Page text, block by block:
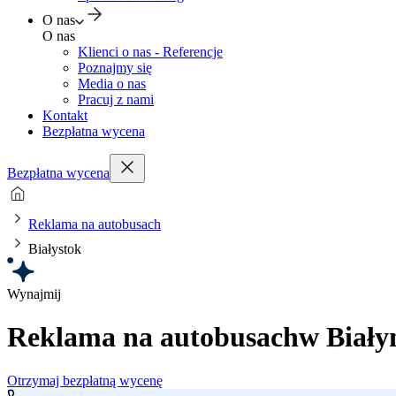
O nas
O nas
Klienci o nas - Referencje
Poznajmy się
Media o nas
Pracuj z nami
Kontakt
Bezpłatna wycena
Bezpłatna wycena
Reklama na autobusach
Białystok
Wynajmij
Reklama na autobusachw
Otrzymaj bezpłatną wycenę